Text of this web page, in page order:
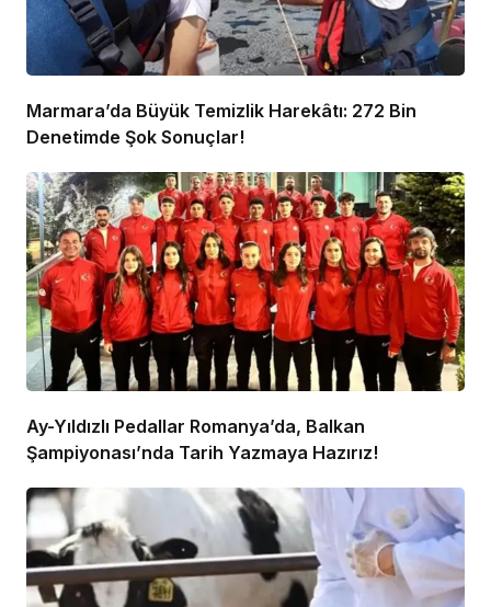
Marmara’da Büyük Temizlik Harekâtı: 272 Bin
Denetimde Şok Sonuçlar!
Ay-Yıldızlı Pedallar Romanya’da, Balkan
Şampiyonası’nda Tarih Yazmaya Hazırız!